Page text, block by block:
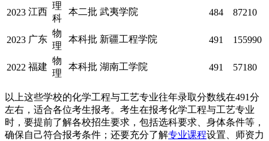
2023 江西
理
科
本二批 武夷学院 484 87210
2023 广东
物
理
本科批 新疆工程学院 491 155990
2022 福建
物
理
本科批 湖南工学院 491 57180
以上这些学校的化学工程与工艺专业往年录取分数线在491分
左右，适合各位考生报考。考生在报考化学工程与工艺专业
时，要提前了解各校招生要求，包括选科要求、身体条件等，
确保自己符合报考条件；还要充分了解专业课程设置、师资力